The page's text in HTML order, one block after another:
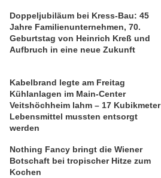
Doppeljubiläum bei Kress-Bau: 45
Jahre Familienunternehmen, 70.
Geburtstag von Heinrich Kreß und
Aufbruch in eine neue Zukunft
Kabelbrand legte am Freitag
Kühlanlagen im Main-Center
Veitshöchheim lahm – 17 Kubikmeter
Lebensmittel mussten entsorgt
werden
Nothing Fancy bringt die Wiener
Botschaft bei tropischer Hitze zum
Kochen